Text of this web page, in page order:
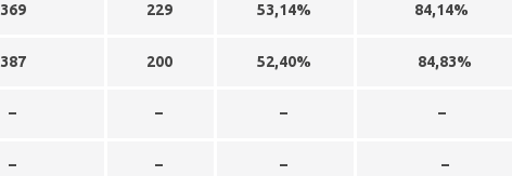
369 229 53,14% 84,14%
387 200 52,40% 84,83%
– – – –
– – – –